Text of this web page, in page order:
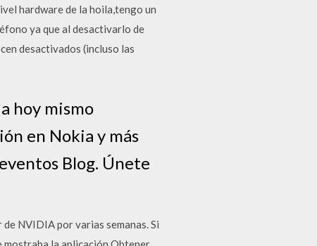
hardware de la hoila,tengo un
ya que al desactivarlo de
desactivados (incluso las
hoy mismo
en Nokia y más
Blog. Únete
NVIDIA por varias semanas. Si